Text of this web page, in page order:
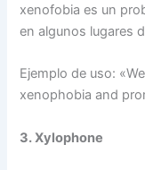
xenofobia es un
en algunos lugares
Ejemplo de uso:
xenophobia and
3. Xylophone